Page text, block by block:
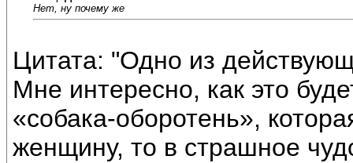
Нет, ну почему же
Цитата: "Одно из
Мне интересно, как это
«собака-оборотень»,
женщину, то в страшное